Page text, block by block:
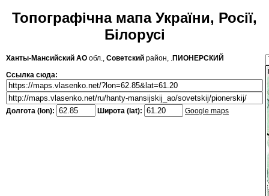
Топографічна мапа України, Росії,
Білорусі
Ханты-Мансийский АО обл., Советский район, .ПИОНЕРСКИЙ
Ссылка сюда:
Долгота (lon): Широта (lat): Google maps